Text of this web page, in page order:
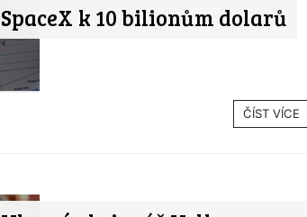
SpaceX k 10 bilionům dolarů
ČÍST VÍCE